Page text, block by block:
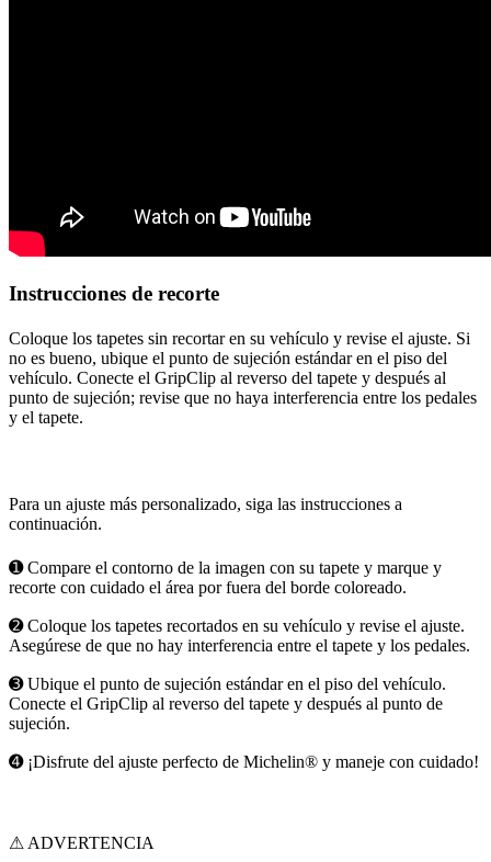
Instrucciones de recorte
Coloque los tapetes sin recortar en su vehículo y revise el ajuste. Si
no es bueno, ubique el punto de sujeción estándar en el piso del
vehículo. Conecte el GripClip al reverso del tapete y después al
punto de sujeción; revise que no haya interferencia entre los pedales
y el tapete.
Para un ajuste más personalizado, siga las instrucciones a
continuación.
➊ Compare el contorno de la imagen con su tapete y marque y
recorte con cuidado el área por fuera del borde coloreado.
➋ Coloque los tapetes recortados en su vehículo y revise el ajuste.
Asegúrese de que no hay interferencia entre el tapete y los pedales.
➌ Ubique el punto de sujeción estándar en el piso del vehículo.
Conecte el GripClip al reverso del tapete y después al punto de
sujeción.
➍ ¡Disfrute del ajuste perfecto de Michelin® y maneje con cuidado!
⚠ ADVERTENCIA